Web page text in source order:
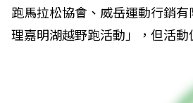
跑馬拉松協會、威岳運動行銷
理嘉明湖越野跑活動」，但活動